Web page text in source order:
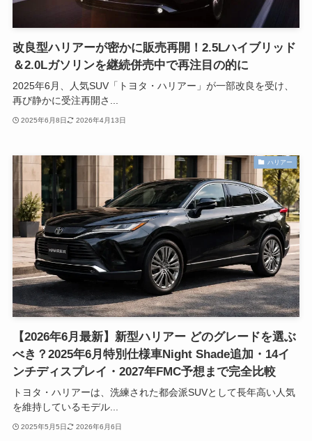
改良型ハリアーが密かに販売再開！2.5Lハイブリッド
＆2.0Lガソリンを継続併売中で再注目の的に
2025年6月、人気SUV「トヨタ・ハリアー」が一部改良を受け、
再び静かに受注再開さ...
2025年6月8日 2026年4月13日
ハリアー
【2026年6月最新】新型ハリアー どのグレードを選ぶ
べき？2025年6月特別仕様車Night Shade追加・14イ
ンチディスプレイ・2027年FMC予想まで完全比較
トヨタ・ハリアーは、洗練された都会派SUVとして長年高い人気
を維持しているモデル...
2025年5月5日 2026年6月6日